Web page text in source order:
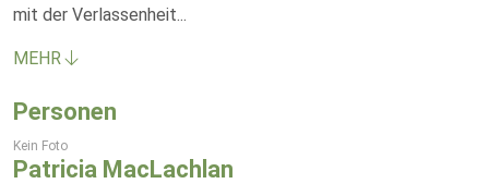
mit der Verlassenheit...
MEHR
Personen
Kein Foto
Patricia MacLachlan